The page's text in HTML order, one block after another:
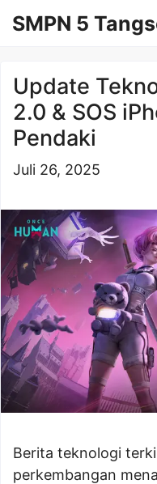
keSMPN 5
Update
2.0 & SOS
Pendaki
Juli 26, 2025
Berita teknologi
perkembangan